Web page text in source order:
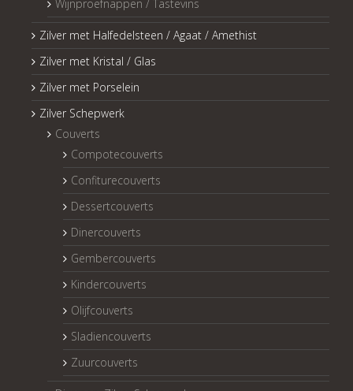
Wijnproefnappen / Tastevins
Zilver met Halfedelsteen / Agaat / Amethist
Zilver met Kristal / Glas
Zilver met Porselein
Zilver Schepwerk
Couverts
Compotecouverts
Confiturecouverts
Dessertcouverts
Dinercouverts
Gembercouverts
Kindercouverts
Olijfcouverts
Sladiencouverts
Zuurcouverts